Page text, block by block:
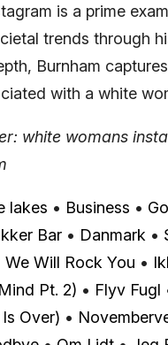
is a prime
trends through
Burnham
with a white
white womans
lakes • Business •
Bar • Danmark •
We Will Rock You •
Pt. 2) • Flyv Fugl
Over) •